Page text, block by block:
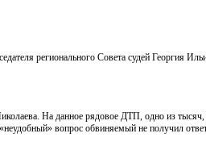
регионального Совета судей Георгия
На данное рядовое ДТП, одно из
вопрос обвиняемый не получил